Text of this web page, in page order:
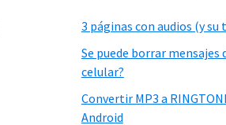
Sidebar
3 páginas con audios (y
Se puede borrar
celular?
Convertir MP3 a
Android